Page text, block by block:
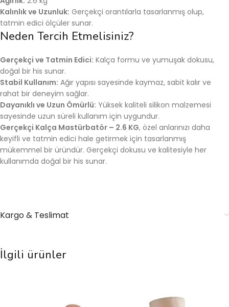
Kalınlık ve Uzunluk: Gerçekçi orantılarla tasarlanmış olup,
tatmin edici ölçüler sunar.
Neden Tercih Etmelisiniz?
Gerçekçi ve Tatmin Edici: Kalça formu ve yumuşak dokusu,
doğal bir his sunar.
Stabil Kullanım: Ağır yapısı sayesinde kaymaz, sabit kalır ve
rahat bir deneyim sağlar.
Dayanıklı ve Uzun Ömürlü: Yüksek kaliteli silikon malzemesi
sayesinde uzun süreli kullanım için uygundur.
Gerçekçi Kalça Mastürbatör – 2.6 KG, özel anlarınızı daha
keyifli ve tatmin edici hale getirmek için tasarlanmış
mükemmel bir üründür. Gerçekçi dokusu ve kalitesiyle her
kullanımda doğal bir his sunar.
Kargo & Teslimat
İlgili ürünler